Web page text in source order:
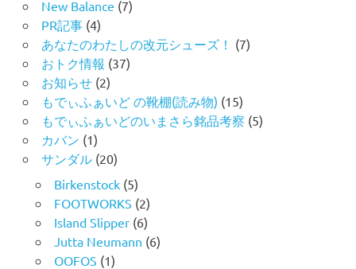
New Balance (7)
PR記事(4)
あなたのわたしの改元シューズ！ (7)
おトク情報 (37)
お知らせ(2)
もでぃふぁいど の靴棚(読み物) (15)
もでぃふぁいどのいまさら銘品考察 (5)
カバン (1)
サンダル(20)
Birkenstock(5)
FOOTWORKS (2)
Island Slipper(6)
Jutta Neumann (6)
OOFOS (1)